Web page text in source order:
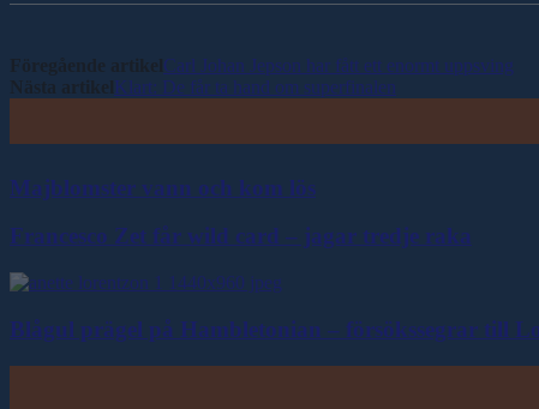
Föregående artikelCarl Johan Jepson har fått ett enormt uppsving
Nästa artikelKlart: De får ta hand om superfinalen
Majblomster vann och kom lös
Francesco Zet får wild card – jagar tredje raka
Blågul prägel på Hambletonian – försökssegrar till